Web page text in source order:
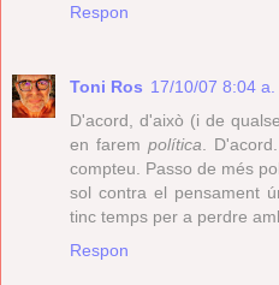
Respon
Toni Ros 17/10/07 8:04 a.
D'acord, d'això (i de
en farem política .
compteu. Passo de més
sol contra el pensament
tinc temps per a perdre
Respon